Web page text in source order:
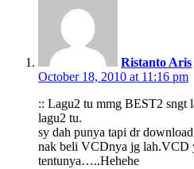
Ristanto Aris
October 18, 2010 at 11:16 pm
:: Lagu2 tu mmg BEST2
lagu2 tu.
sy dah punya tapi dr
nak beli VCDnya jg lah.VCD
tentunya…..Hehehe